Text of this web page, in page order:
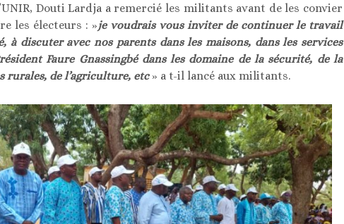
Douti Lardja a remercié les militants avant de les convier
les électeurs : »je voudrais vous inviter de continuer le travail
à discuter avec nos parents dans les maisons, dans les services
Faure Gnassingbé dans les domaine de la sécurité, de la
rurales, de l’agriculture, etc» a t-il lancé aux militants.